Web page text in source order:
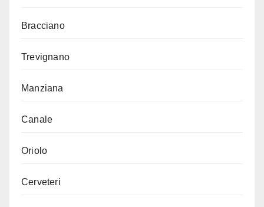
Bracciano
Trevignano
Manziana
Canale
Oriolo
Cerveteri